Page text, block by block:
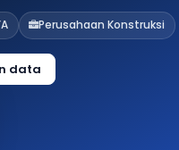
Perusahaan Konstruksi
data